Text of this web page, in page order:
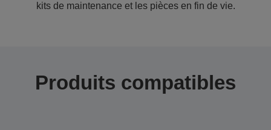
kits de maintenance et les pièces en fin de vie.
Produits compatibles